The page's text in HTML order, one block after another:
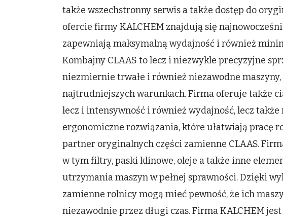
także wszechstronny serwis a także dostęp do
ofercie firmy KALCHEM znajdują się
zapewniają maksymalną wydajność i również
Kombajny CLAAS to lecz i niezwykle precyzyjne
niezmiernie trwałe i również niezawodne
najtrudniejszych warunkach. Firma oferuje także
lecz i intensywność i również wydajność, lecz
ergonomiczne rozwiązania, które ułatwiają pracę
partner oryginalnych części zamienne CLAAS.
w tym filtry, paski klinowe, oleje a także inne
utrzymania maszyn w pełnej sprawności. Dzięki
zamienne rolnicy mogą mieć pewność, że ich
niezawodnie przez długi czas. Firma KALCHEM